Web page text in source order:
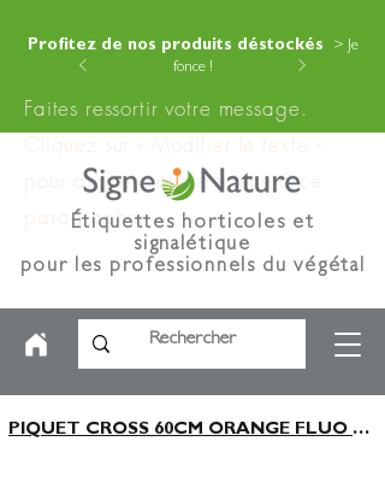
Profitez de nos produits déstockés
> Je
fonce !
Faites ressortir votre message.
Cliquez sur « Modifier le texte »
pour ajouter votre contenu à ce
paragraphe.
Étiquettes horticoles et
signalétique
pour les professionnels du végétal
PIQUET CROSS 60CM ORANGE FLUO x1000